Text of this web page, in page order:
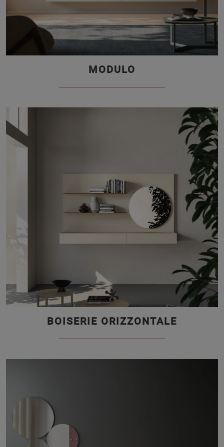
MODULO
BOISERIE ORIZZONTALE